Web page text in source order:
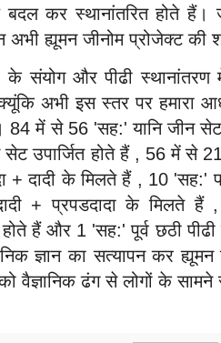
कर स्‍थानांतरित होते हैं।
अभी ह्यूमन जीनोम प्रोजेक्‍ट
संयोग और पीढी स्‍थानांतरण
अभी इस स्‍तर पर हमारा
84 में से 56 'सह:' यानि जीन
उपार्जित होते हैं , 56 में से
+ दादी के‍ मिलते हैं , 10 'सह:'
+ प्रपडदादा के मिलते हैं
हैं और 1 'सह:' पूर्व छठी
ज्ञान का सत्‍यापन कर
को वैज्ञानिक ढंग से लोगों के